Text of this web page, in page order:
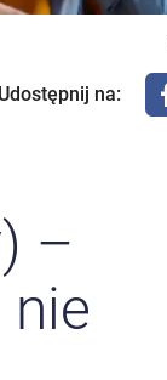
Udostępnij na:
–